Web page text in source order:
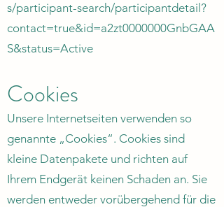
s/participant-search/participantdetail?
contact=true&id=a2zt0000000GnbGAA
S&status=Active
Cookies
Unsere Internetseiten verwenden so
genannte „Cookies“. Cookies sind
kleine Datenpakete und richten auf
Ihrem Endgerät keinen Schaden an. Sie
werden entweder vorübergehend für die